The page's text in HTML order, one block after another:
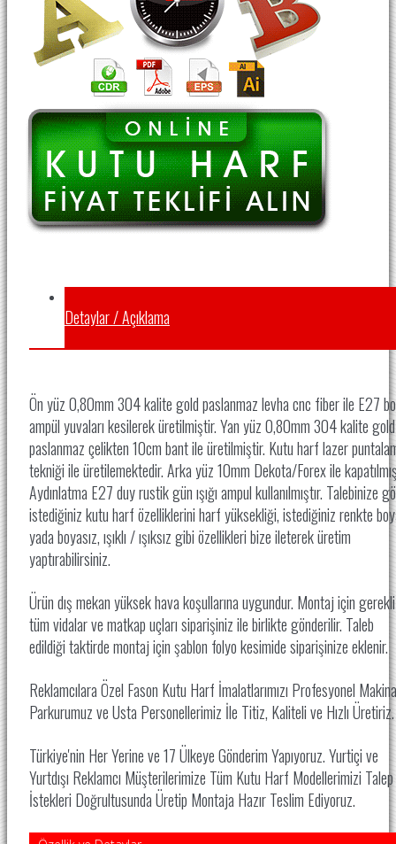
Detaylar / Açıklama
Ön yüz 0,80mm 304 kalite gold paslanmaz levha cnc fiber ile E27
ampül yuvaları kesilerek üretilmiştir. Yan yüz 0,80mm 304 kalite gold
paslanmaz çelikten 10cm bant ile üretilmiştir. Kutu harf lazer
tekniği ile üretilemektedir. Arka yüz 10mm Dekota/Forex ile
Aydınlatma E27 duy rustik gün ışığı ampul kullanılmıştır. Talebinize
istediğiniz kutu harf özelliklerini harf yüksekliği, istediğiniz renkte
yada boyasız, ışıklı / ışıksız gibi özellikleri bize ileterek üretim
yaptırabilirsiniz.
Ürün dış mekan yüksek hava koşullarına uygundur. Montaj için gerekli
tüm vidalar ve matkap uçları siparişiniz ile birlikte gönderilir. Taleb
edildiği taktirde montaj için şablon folyo kesimide siparişinize eklenir.
Reklamcılara Özel Fason Kutu Harf İmalatlarımızı Profesyonel Makina
Parkurumuz ve Usta Personellerimiz İle Titiz, Kaliteli ve Hızlı
Türkiye'nin Her Yerine ve 17 Ülkeye Gönderim Yapıyoruz. Yurtiçi ve
Yurtdışı Reklamcı Müşterilerimize Tüm Kutu Harf Modellerimizi
İstekleri Doğrultusunda Üretip Montaja Hazır Teslim Ediyoruz.